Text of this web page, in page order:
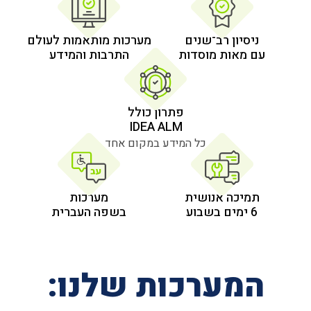
מוסדות
מערכות מותאמות לעולם
התרבות והמידע
כל המידע במקום אחד
מערכות
בשפה העברית
שלנו: